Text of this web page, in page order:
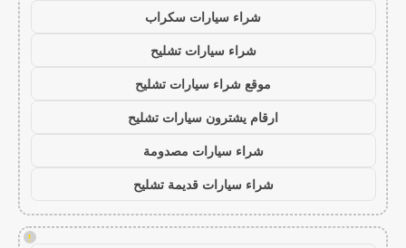
شراء سيارات سكراب
شراء سيارات تشليح
موقع شراء سيارات تشليح
ارقام يشترون سيارات تشليح
شراء سيارات مصدومة
شراء سيارات قديمة تشليح
!